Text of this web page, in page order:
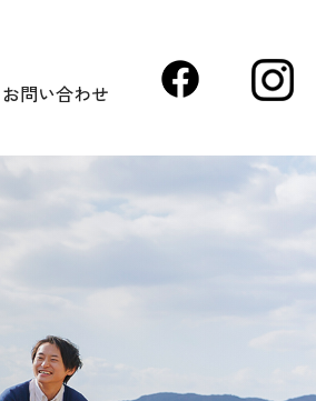
お問い合わせ